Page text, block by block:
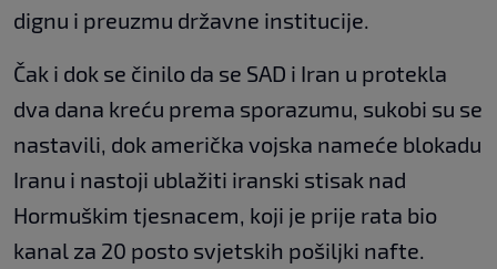
dignu i preuzmu državne institucije.
Čak i dok se činilo da se SAD i Iran u protekla
dva dana kreću prema sporazumu, sukobi su se
nastavili, dok američka vojska nameće blokadu
Iranu i nastoji ublažiti iranski stisak nad
Hormuškim tjesnacem, koji je prije rata bio
kanal za 20 posto svjetskih pošiljki nafte.